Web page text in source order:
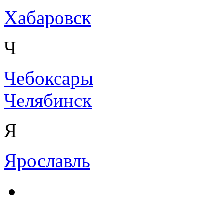
Хабаровск
Ч
Чебоксары
Челябинск
Я
Ярославль